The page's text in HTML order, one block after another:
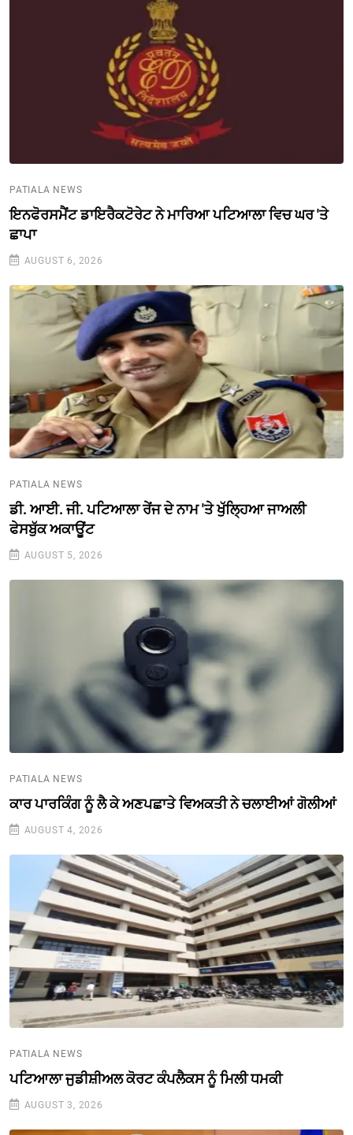
PATIALA NEWS
ਇਨਫੋਰਸਮੈਂਟ ਡਾਇਰੈਕਟੋਰੇਟ ਨੇ ਮਾਰਿਆ ਪਟਿਆਲਾ ਵਿਚ ਘਰ 'ਤੇ
ਛਾਪਾ
AUGUST 6, 2026
PATIALA NEWS
ਡੀ. ਆਈ. ਜੀ. ਪਟਿਆਲਾ ਰੇਂਜ ਦੇ ਨਾਮ 'ਤੇ ਖੁੱਲ੍ਹਿਆ ਜਾਅਲੀ
ਫੇਸਬੁੱਕ ਅਕਾਊਂਟ
AUGUST 5, 2026
PATIALA NEWS
ਕਾਰ ਪਾਰਕਿੰਗ ਨੂੰ ਲੈ ਕੇ ਅਣਪਛਾਤੇ ਵਿਅਕਤੀ ਨੇ ਚਲਾਈਆਂ ਗੋਲੀਆਂ
AUGUST 4, 2026
PATIALA NEWS
ਪਟਿਆਲਾ ਜੁਡੀਸ਼ੀਅਲ ਕੋਰਟ ਕੰਪਲੈਕਸ ਨੂੰ ਮਿਲੀ ਧਮਕੀ
AUGUST 3, 2026